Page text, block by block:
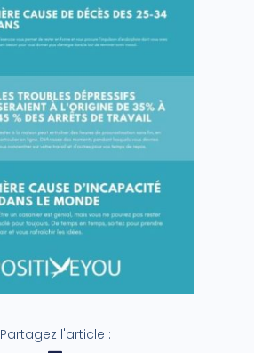
Partagez l'article :